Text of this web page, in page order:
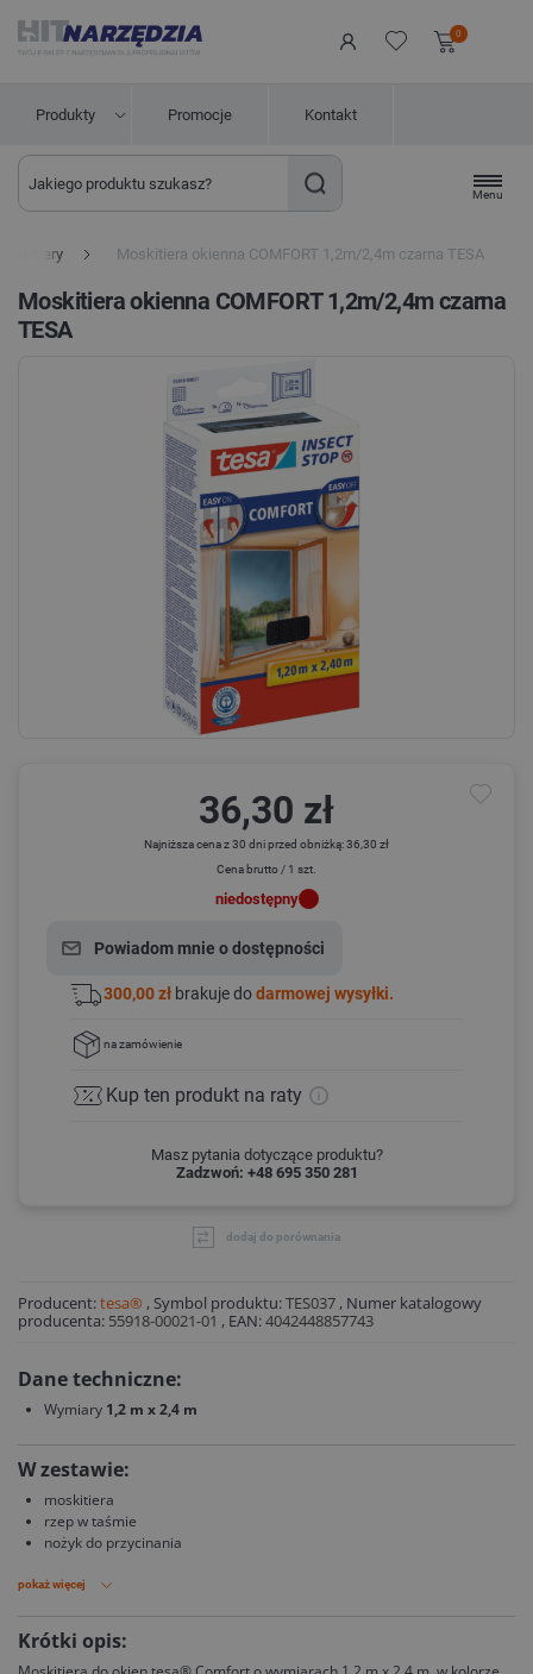
0
Produkty Promocje Kontakt
Menu
Moskitiera okienna COMFORT 1,2m/2,4m czarna TESA
Moskitiera okienna COMFORT 1,2m/2,4m czarna
TESA
36,30 zł
Najniższa cena z 30 dni przed obniżką: 36,30 zł
Cena brutto / 1 szt.
niedostępny
Powiadom mnie o dostępności
300,00 zł brakuje dodarmowej wysyłki.
na zamówienie
Kup ten produkt na raty
Masz pytania dotyczące produktu?
Zadzwoń: +48 695 350 281
dodaj do porównania
Producent:tesa® , Symbol produktu:TES037 , Numer katalogowy
producenta: 55918-00021-01 , EAN:4042448857743
Dane techniczne:
Wymiary 1,2 m x 2,4 m
W zestawie:
moskitiera
rzep w taśmie
nożyk do przycinania
pokaż więcej
Krótki opis: